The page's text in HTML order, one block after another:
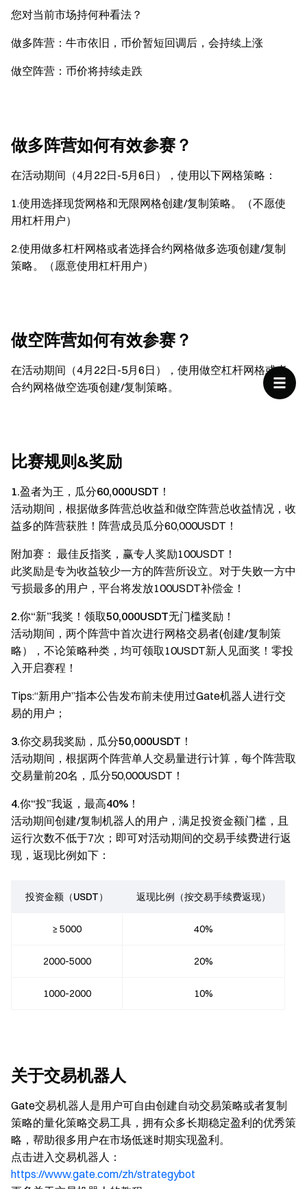
您对当前市场持何种看法？
做多阵营：牛市依旧，币价暂短回调后，会持续上涨
做空阵营：币价将持续走跌
做多阵营如何有效参赛？
在活动期间（4月22日-5月6日），使用以下网格策略：
1.使用选择现货网格和无限网格创建/复制策略。（不愿使
用杠杆用户）
2.使用做多杠杆网格或者选择合约网格做多选项创建/复制
策略。（愿意使用杠杆用户）
做空阵营如何有效参赛？
在活动期间（4月22日-5月6日），使用做空杠杆网格或者
合约网格做空选项创建/复制策略。
比赛规则&奖励
1.盈者为王，瓜分60,000USDT！
活动期间，根据做多阵营总收益和做空阵营总收益情况，收
益多的阵营获胜！阵营成员瓜分60,000USDT！
附加赛： 最佳反指奖，赢专人奖励100USDT！
此奖励是专为收益较少一方的阵营所设立。对于失败一方中
亏损最多的用户，平台将发放100USDT补偿金！
2.你“新”我奖！领取50,000USDT无门槛奖励！
活动期间，两个阵营中首次进行网格交易者(创建/复制策
略），不论策略种类，均可领取10USDT新人见面奖！零投
入开启赛程！
Tips:“新用户”指本公告发布前未使用过Gate机器人进行交
易的用户；
3.你交易我奖励，瓜分50,000USDT！
活动期间，根据两个阵营单人交易量进行计算，每个阵营取
交易量前20名，瓜分50,000USDT！
4.你“投”我返，最高40%！
活动期间创建/复制机器人的用户，满足投资金额门槛，且
运行次数不低于7次；即可对活动期间的交易手续费进行返
现，返现比例如下：
投资金额（USDT） 返现比例（按交易手续费返现）
≥ 5000 40%
2000-5000 20%
1000-2000 10%
关于交易机器人
Gate交易机器人是用户可自由创建自动交易策略或者复制
策略的量化策略交易工具，拥有众多长期稳定盈利的优秀策
略，帮助很多用户在市场低迷时期实现盈利。
点击进入交易机器人 ：
https://www.gate.com/zh/strategybot